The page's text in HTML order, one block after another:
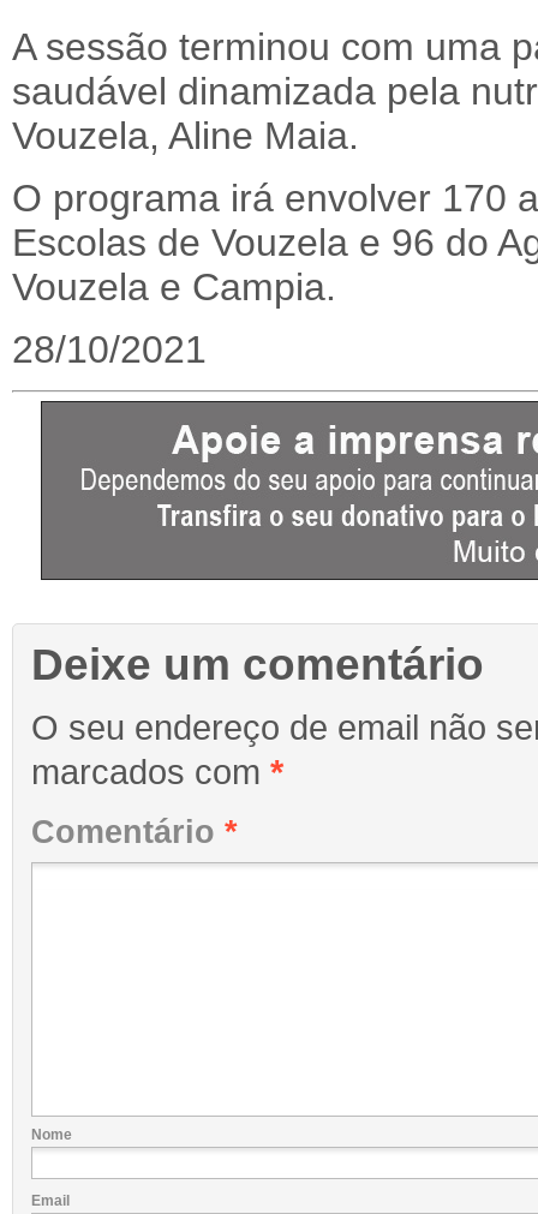
A sessão terminou com uma
saudável dinamizada pela
Vouzela, Aline Maia.
O programa irá envolver 170
Escolas de Vouzela e 96 do
Vouzela e Campia.
28/10/2021
Deixe um comentário
O seu endereço de email não
marcados com *
Comentário *
Nome
Email